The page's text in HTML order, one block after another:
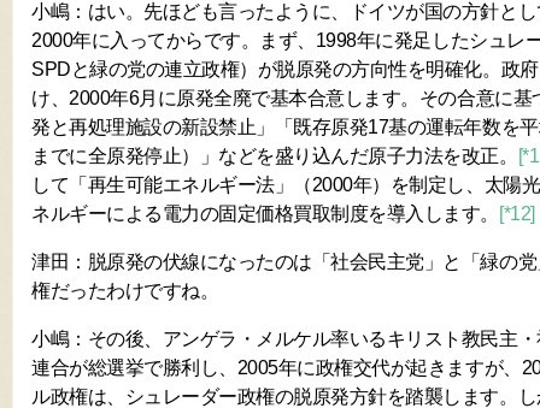
小嶋：はい。先ほども言ったように、ドイツが国の方針と
2000年に入ってからです。まず、1998年に発足したシュレ
SPDと緑の党の連立政権）が脱原発の方向性を明確化。政
け、2000年6月に原発全廃で基本合意します。その合意に
発と再処理施設の新設禁止」「既存原発17基の運転年数を
までに全原発停止）」などを盛り込んだ原子力法を改正。
して「再生可能エネルギー法」（2000年）を制定し、太陽
ネルギーによる電力の固定価格買取制度を導入します。
[*12]
津田：脱原発の伏線になったのは「社会民主党」と「緑の
権だったわけですね。
小嶋：その後、アンゲラ・メルケル率いるキリスト教民主
連合が総選挙で勝利し、2005年に政権交代が起きますが、
ル政権は、シュレーダー政権の脱原発方針を踏襲します。